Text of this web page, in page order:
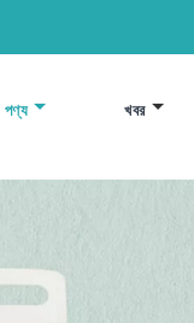
পণ্য খবর